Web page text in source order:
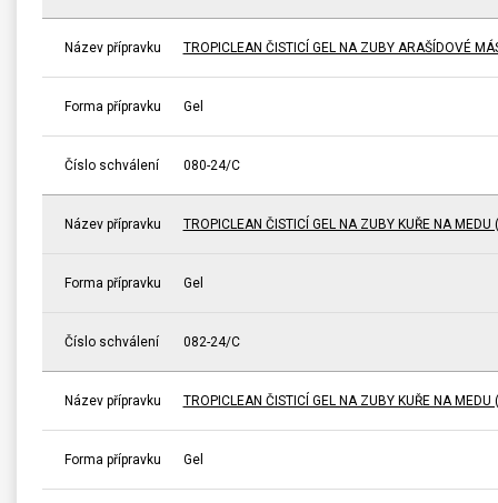
Název přípravku TROPICLEAN ČISTICÍ GEL NA ZUBY ARAŠÍDOVÉ
Forma přípravku Gel
Číslo schválení 080-24/C
Název přípravku TROPICLEAN ČISTICÍ GEL NA ZUBY KUŘE NA MEDU
Forma přípravku Gel
Číslo schválení 082-24/C
Název přípravku TROPICLEAN ČISTICÍ GEL NA ZUBY KUŘE NA MEDU
Forma přípravku Gel